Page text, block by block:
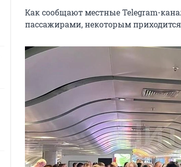
Как сообщают местные Telegram-
пассажирами, некоторым